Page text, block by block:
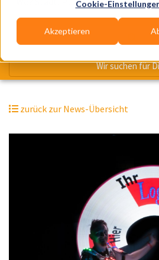
Cookie-
Akzeptieren
zurück zur News-Übersicht
Wir suchen für